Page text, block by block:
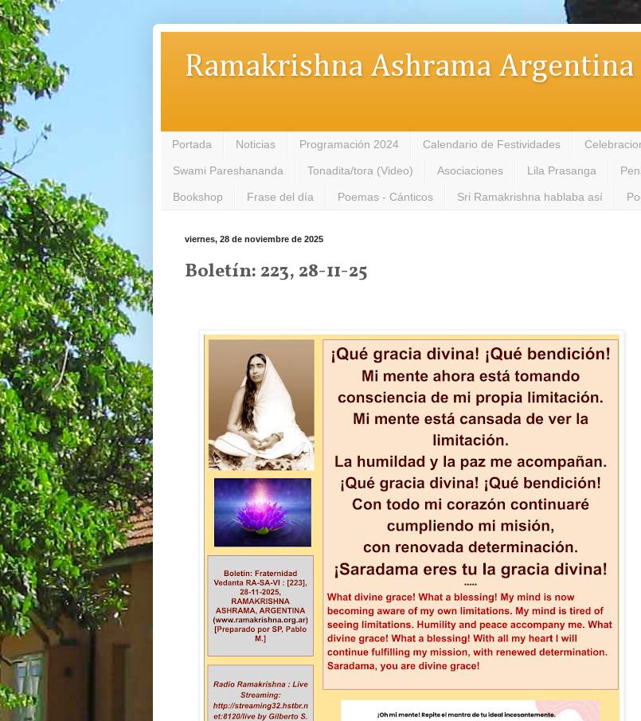
Ramakrishna Ashrama Argentina
Portada Noticias Programación 2024 Calendario de Festividades
Swami Pareshananda Tonadita/tora (Video) Asociaciones Lila Prasanga
Bookshop Frase del día Poemas - Cánticos Sri Ramakrishna hablaba así
viernes, 28 de noviembre de 2025
Boletín: 223, 28-11-25